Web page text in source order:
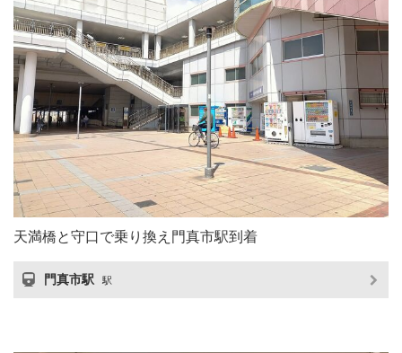
天満橋と守口で乗り換え門真市駅到着
門真市駅 駅